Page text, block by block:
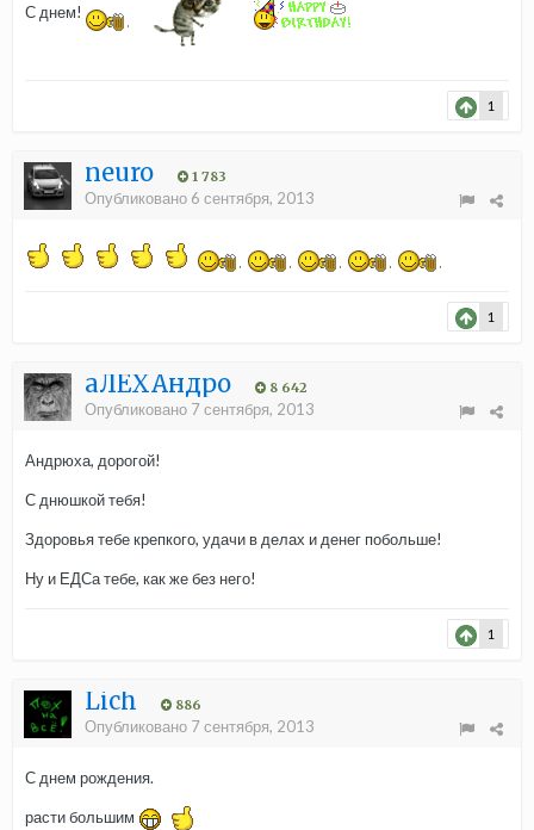
С днем!
1
neuro 1 783
Опубликовано 6 сентября, 2013
1
aЛЁХАндро 8 642
Опубликовано 7 сентября, 2013
Андрюха, дорогой!
С днюшкой тебя!
Здоровья тебе крепкого, удачи в делах и денег побольше!
Ну и ЕДСа тебе, как же без него!
1
Lich 886
Опубликовано 7 сентября, 2013
С днем рождения.
расти большим